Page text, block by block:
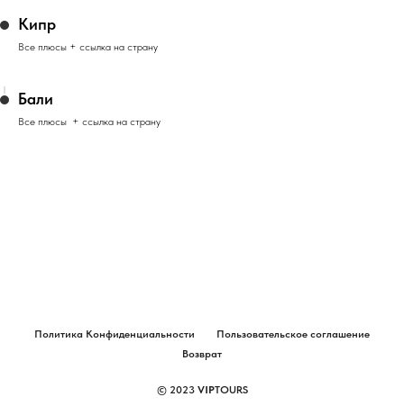
Кипр
Все плюсы + ссылка на страну
Бали
Все плюсы + ссылка на страну
Политика Конфиденциальности
Пользовательское соглашение
Возврат
© 2023 VIPTOURS